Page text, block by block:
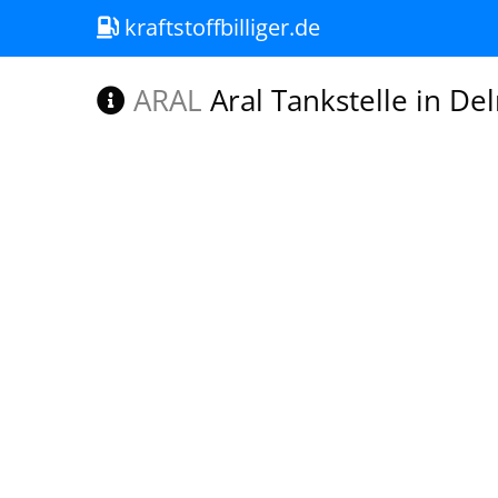
kraftstoffbilliger.de
ARAL Aral Tankstelle in